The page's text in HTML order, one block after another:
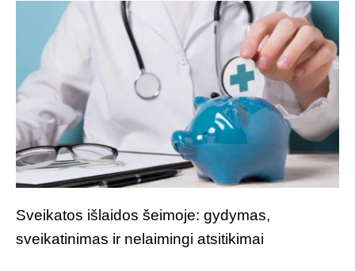
Sveikatos išlaidos šeimoje: gydymas,
sveikatinimas ir nelaimingi atsitikimai